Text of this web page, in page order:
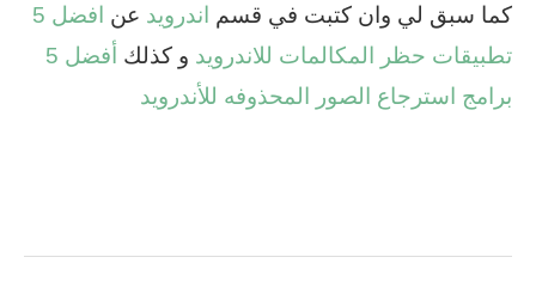
كما سبق لي وان كتبت في قسم اندرويد عن
افضل 5
تطبيقات حظر المكالمات للاندرويد و كذلك
أفضل 5
برامج استرجاع الصور المحذوفه للأندرويد